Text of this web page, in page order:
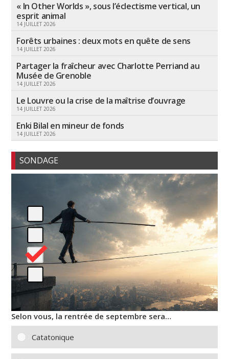
« In Other Worlds », sous l’éclectisme vertical, un
esprit animal
14 JUILLET 2026
Forêts urbaines : deux mots en quête de sens
14 JUILLET 2026
Partager la fraîcheur avec Charlotte Perriand au
Musée de Grenoble
14 JUILLET 2026
Le Louvre ou la crise de la maîtrise d’ouvrage
14 JUILLET 2026
Enki Bilal en mineur de fonds
14 JUILLET 2026
SONDAGE
Selon vous, la rentrée de septembre sera…
Catatonique